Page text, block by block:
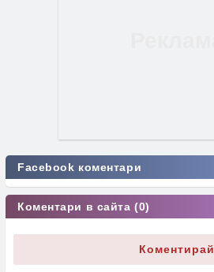
Facebook коментари
Коментари в сайта (0)
Коментирай